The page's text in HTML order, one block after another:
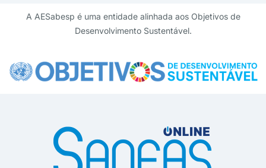
A AESabesp é uma entidade alinhada aos Objetivos de
Desenvolvimento Sustentável.